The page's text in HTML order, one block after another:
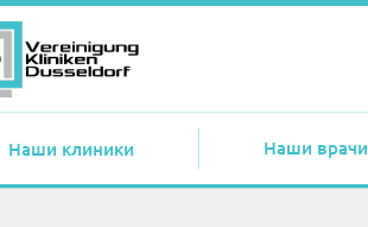
Наши клиники Наши врачи